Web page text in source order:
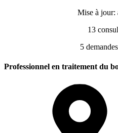
Mise à jour:
13
5
Professionnel en traitement du